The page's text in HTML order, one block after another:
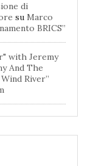
di
su Marco
BRICS”
with Jeremy
And The
River”